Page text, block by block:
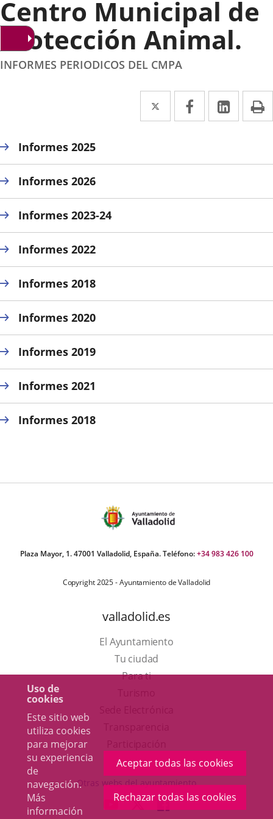
Uso de
cookies
Este sitio web
utiliza cookies
para mejorar
su experiencia
de
navegación.
Más
información
Aceptar todas las cookies
Rechazar todas las cookies
Centro Municipal de
Protección Animal.
INFORMES PERIODICOS DEL CMPA
Twitter
Enlace
a
aplicación
Facebook
Enlace
a
aplicación
Enlace
a
Informes 2025
Informes 2026
Informes 2023-24
Informes 2022
Informes 2018
Informes 2020
Informes 2019
Informes 2021
Informes 2018
Plaza Mayor, 1. 47001 Valladolid, España. Teléfono:+34 983 426 100
Copyright 2025 - Ayuntamiento de Valladolid
valladolid.es
El Ayuntamiento
Tu ciudad
Para ti
en
una
ventana
nueva.
aplicación
externa.
Otras webs del ayuntamiento
ENLACEENLACEENLACE